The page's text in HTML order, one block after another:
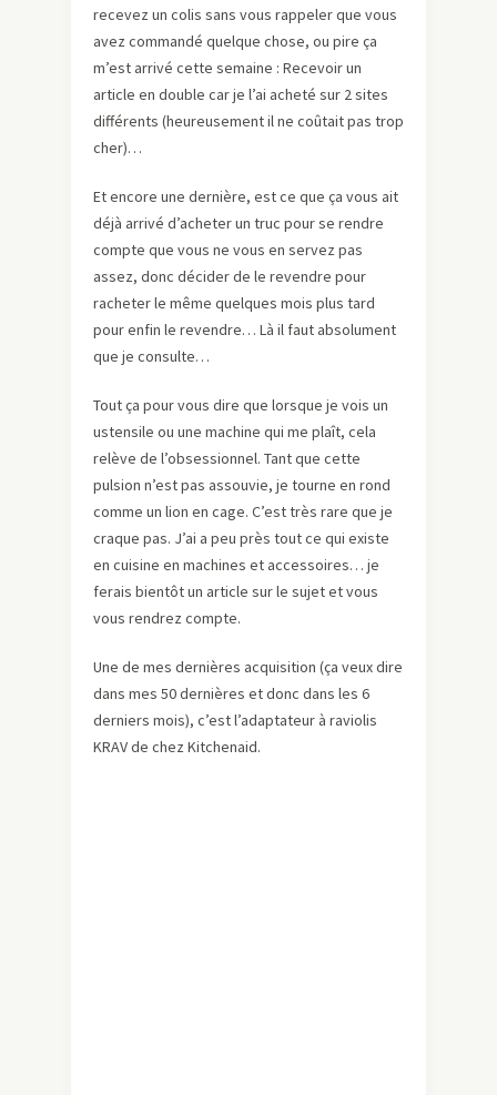
recevez un colis sans vous rappeler que vous
avez commandé quelque chose, ou pire ça
m’est arrivé cette semaine : Recevoir un
article en double car je l’ai acheté sur 2 sites
différents (heureusement il ne coûtait pas trop
cher)…
Et encore une dernière, est ce que ça vous ait
déjà arrivé d’acheter un truc pour se rendre
compte que vous ne vous en servez pas
assez, donc décider de le revendre pour
racheter le même quelques mois plus tard
pour enfin le revendre… Là il faut absolument
que je consulte…
Tout ça pour vous dire que lorsque je vois un
ustensile ou une machine qui me plaît, cela
relève de l’obsessionnel. Tant que cette
pulsion n’est pas assouvie, je tourne en rond
comme un lion en cage. C’est très rare que je
craque pas. J’ai a peu près tout ce qui existe
en cuisine en machines et accessoires… je
ferais bientôt un article sur le sujet et vous
vous rendrez compte.
Une de mes dernières acquisition (ça veux dire
dans mes 50 dernières et donc dans les 6
derniers mois), c’est l’adaptateur à raviolis
KRAV de chez Kitchenaid.